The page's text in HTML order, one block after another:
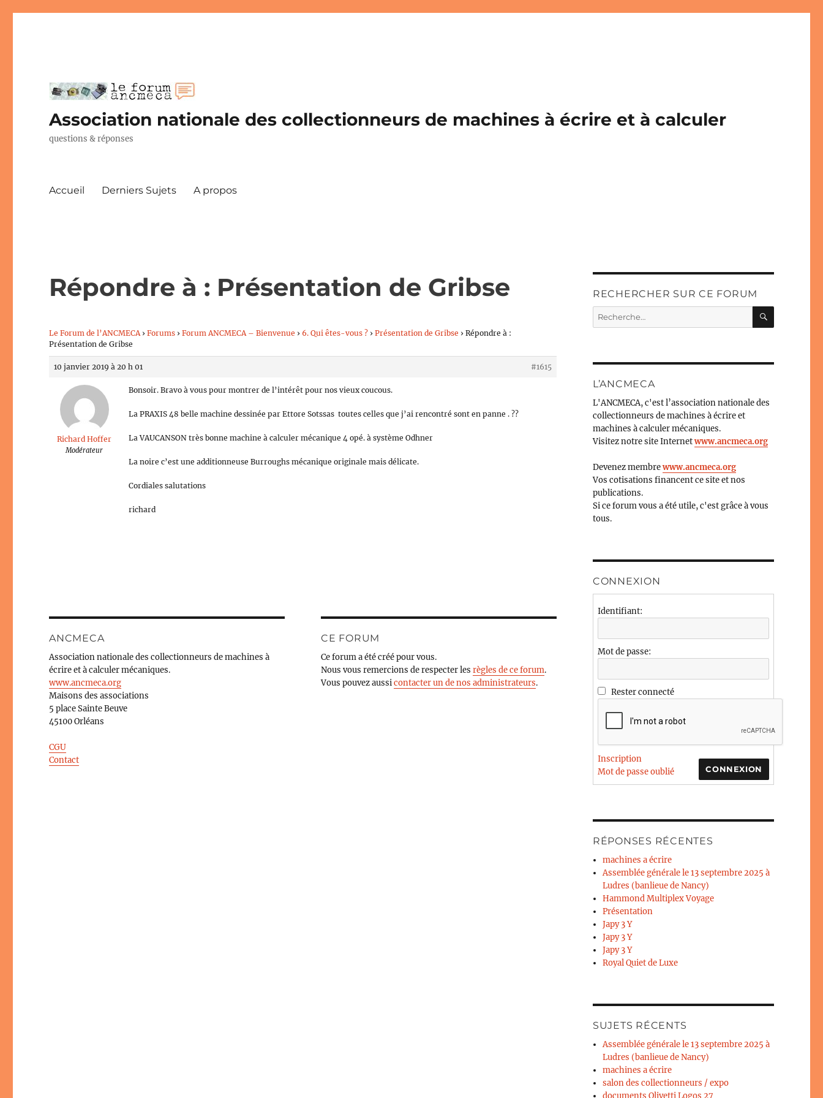
Association nationale des collectionneurs de machines à écrire et à calculer
questions & réponses
Accueil Derniers Sujets A propos
Répondre à : Présentation de Gribse
Le Forum de l’ANCMECA › Forums › Forum ANCMECA – Bienvenue › 6. Qui êtes-vous ? › Présentation de Gribse › Répondre à :
Présentation de Gribse
10 janvier 2019 à 20 h 01 #1615
Richard Hoffer
Modérateur
Bonsoir. Bravo à vous pour montrer de l’intérêt pour nos vieux coucous.
La PRAXIS 48 belle machine dessinée par Ettore Sotssas toutes celles que j’ai rencontré sont en panne . ??
La VAUCANSON très bonne machine à calculer mécanique 4 opé. à système Odhner
La noire c’est une additionneuse Burroughs mécanique originale mais délicate.
Cordiales salutations
richard
ANCMECA
Association nationale des collectionneurs de machines à
écrire et à calculer mécaniques.
www.ancmeca.org
Maisons des associations
5 place Sainte Beuve
45100 Orléans
CGU
Contact
CE FORUM
Ce forum a été créé pour vous.
Nous vous remercions de respecter lesrègles de ce forum.
Vous pouvez aussicontacter un de nos administrateurs.
RECHERCHER SUR CE FORUM
Recherche
pour :
L’ANCMECA
L'ANCMECA, c'est l’association nationale des
collectionneurs de machines à écrire et
machines à calculer mécaniques.
Visitez notre site Internetwww.ancmeca.org
Devenez membrewww.ancmeca.org
Vos cotisations financent ce site et nos
publications.
Si ce forum vous a été utile, c'est grâce à vous
tous.
CONNEXION
Identifiant:
Mot de passe:
Rester connecté
CONNEXION
Inscription
Mot de passe oublié
RÉPONSES RÉCENTES
machines a écrire
Assemblée générale le 13 septembre 2025 à
Ludres (banlieue de Nancy)
Hammond Multiplex Voyage
Présentation
Japy 3 Y
Japy 3 Y
Japy 3 Y
Royal Quiet de Luxe
SUJETS RÉCENTS
Assemblée générale le 13 septembre 2025 à
Ludres (banlieue de Nancy)
machines a écrire
salon des collectionneurs / expo
documents Olivetti Logos 27